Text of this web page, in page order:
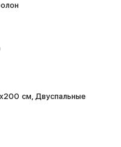
см, Двуспальные